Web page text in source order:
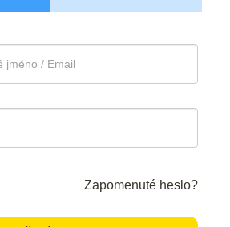
Zapomenuté heslo?